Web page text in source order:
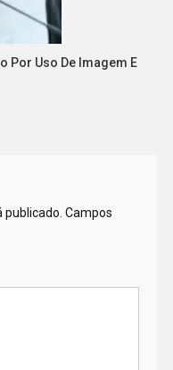
Por Uso De Imagem E
publicado. Campos